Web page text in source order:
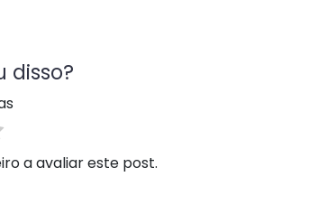
disso?
a avaliar este post.